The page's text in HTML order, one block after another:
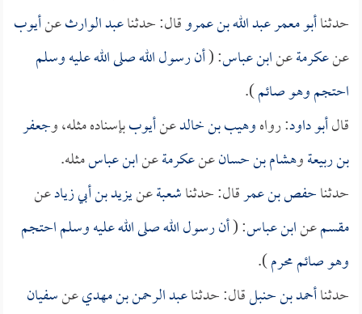
حدثناأبو معمر عبد الله بن عمروقال: حدثناعبد الوارثعنأيوب
عنعكرمةعنابن عباس: (أن رسول الله صلى الله عليه وسلم
احتجم وهو صائم).
قالأبو داود: رواهوهيب بن خالدعنأيوببإسناده مثله، وجعفر
بن ربيعةوهشام بن حسانعنعكرمةعنابن عباسمثله.
حدثناحفص بن عمرقال: حدثناشعبةعنيزيد بن أبي زيادعن
مقسمعنابن عباس: (أن رسول الله صلى الله عليه وسلم احتجم
وهو صائم محرم).
حدثناأحمد بن حنبلقال: حدثناعبد الرحمن بن مهديعنسفيان